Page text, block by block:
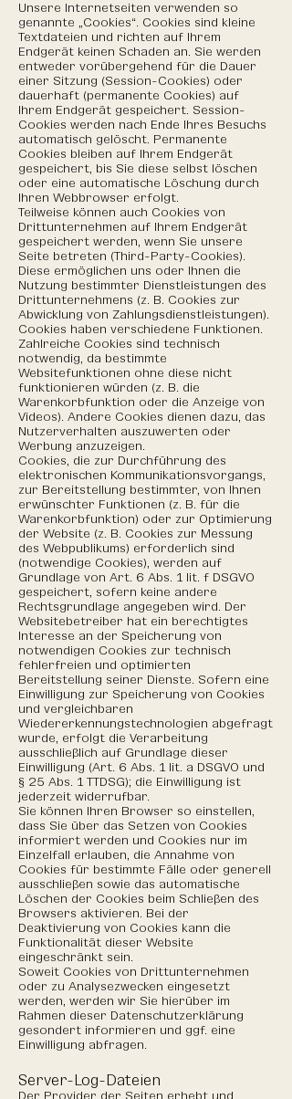
Unsere Internetseiten verwenden so
genannte „Cookies“. Cookies sind kleine
Textdateien und richten auf Ihrem
Endgerät keinen Schaden an. Sie werden
entweder vorübergehend für die Dauer
einer Sitzung (Session-Cookies) oder
dauerhaft (permanente Cookies) auf
Ihrem Endgerät gespeichert. Session-
Cookies werden nach Ende Ihres Besuchs
automatisch gelöscht. Permanente
Cookies bleiben auf Ihrem Endgerät
gespeichert, bis Sie diese selbst löschen
oder eine automatische Löschung durch
Ihren Webbrowser erfolgt.
Teilweise können auch Cookies von
Drittunternehmen auf Ihrem Endgerät
gespeichert werden, wenn Sie unsere
Seite betreten (Third-Party-Cookies).
Diese ermöglichen uns oder Ihnen die
Nutzung bestimmter Dienstleistungen des
Drittunternehmens (z. B. Cookies zur
Abwicklung von Zahlungsdienstleistungen).
Cookies haben verschiedene Funktionen.
Zahlreiche Cookies sind technisch
notwendig, da bestimmte
Websitefunktionen ohne diese nicht
funktionieren würden (z. B. die
Warenkorbfunktion oder die Anzeige von
Videos). Andere Cookies dienen dazu, das
Nutzerverhalten auszuwerten oder
Werbung anzuzeigen.
Cookies, die zur Durchführung des
elektronischen Kommunikationsvorgangs,
zur Bereitstellung bestimmter, von Ihnen
erwünschter Funktionen (z. B. für die
Warenkorbfunktion) oder zur Optimierung
der Website (z. B. Cookies zur Messung
des Webpublikums) erforderlich sind
(notwendige Cookies), werden auf
Grundlage von Art. 6 Abs. 1 lit. f DSGVO
gespeichert, sofern keine andere
Rechtsgrundlage angegeben wird. Der
Websitebetreiber hat ein berechtigtes
Interesse an der Speicherung von
notwendigen Cookies zur technisch
fehlerfreien und optimierten
Bereitstellung seiner Dienste. Sofern eine
Einwilligung zur Speicherung von Cookies
und vergleichbaren
Wiedererkennungstechnologien abgefragt
wurde, erfolgt die Verarbeitung
ausschließlich auf Grundlage dieser
Einwilligung (Art. 6 Abs. 1 lit. a DSGVO und
§ 25 Abs. 1 TTDSG); die Einwilligung ist
jederzeit widerrufbar.
Sie können Ihren Browser so einstellen,
dass Sie über das Setzen von Cookies
informiert werden und Cookies nur im
Einzelfall erlauben, die Annahme von
Cookies für bestimmte Fälle oder generell
ausschließen sowie das automatische
Löschen der Cookies beim Schließen des
Browsers aktivieren. Bei der
Deaktivierung von Cookies kann die
Funktionalität dieser Website
eingeschränkt sein.
Soweit Cookies von Drittunternehmen
oder zu Analysezwecken eingesetzt
werden, werden wir Sie hierüber im
Rahmen dieser Datenschutzerklärung
gesondert informieren und ggf. eine
Einwilligung abfragen.
Server-Log-Dateien
Der Provider der Seiten erhebt und